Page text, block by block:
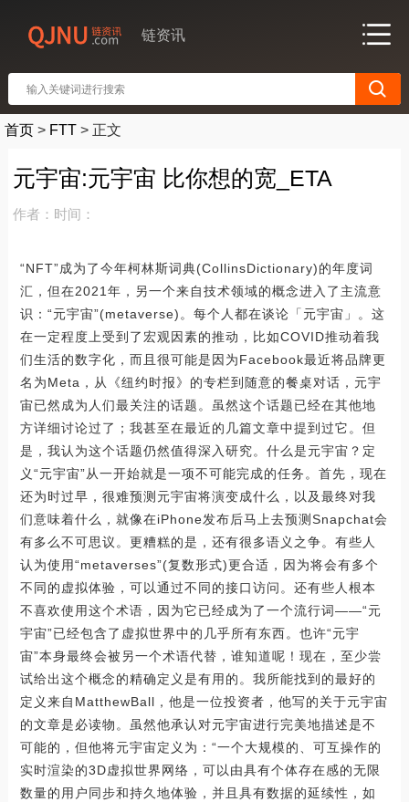
链资讯
首页 > FTT > 正文
元宇宙:元宇宙 比你想的宽_ETA
作者： 时间：
“NFT”成为了今年柯林斯词典(CollinsDictionary)的年度词
汇，但在2021年，另一个来自技术领域的概念进入了主流意
识：“元宇宙”(metaverse)。每个人都在谈论「元宇宙」。这
在一定程度上受到了宏观因素的推动，比如COVID推动着我
们生活的数字化，而且很可能是因为Facebook最近将品牌更
名为Meta，从《纽约时报》的专栏到随意的餐桌对话，元宇
宙已然成为人们最关注的话题。虽然这个话题已经在其他地
方详细讨论过了；我甚至在最近的几篇文章中提到过它。但
是，我认为这个话题仍然值得深入研究。什么是元宇宙？定
义“元宇宙”从一开始就是一项不可能完成的任务。首先，现在
还为时过早，很难预测元宇宙将演变成什么，以及最终对我
们意味着什么，就像在iPhone发布后马上去预测Snapchat会
有多么不可思议。更糟糕的是，还有很多语义之争。有些人
认为使用“metaverses”(复数形式)更合适，因为将会有多个
不同的虚拟体验，可以通过不同的接口访问。还有些人根本
不喜欢使用这个术语，因为它已经成为了一个流行词——“元
宇宙”已经包含了虚拟世界中的几乎所有东西。也许“元宇
宙”本身最终会被另一个术语代替，谁知道呢！现在，至少尝
试给出这个概念的精确定义是有用的。我所能找到的最好的
定义来自MatthewBall，他是一位投资者，他写的关于元宇宙
的文章是必读物。虽然他承认对元宇宙进行完美地描述是不
可能的，但他将元宇宙定义为：“一个大规模的、可互操作的
实时渲染的3D虚拟世界网络，可以由具有个体存在感的无限
数量的用户同步和持久地体验，并且具有数据的延续性，如